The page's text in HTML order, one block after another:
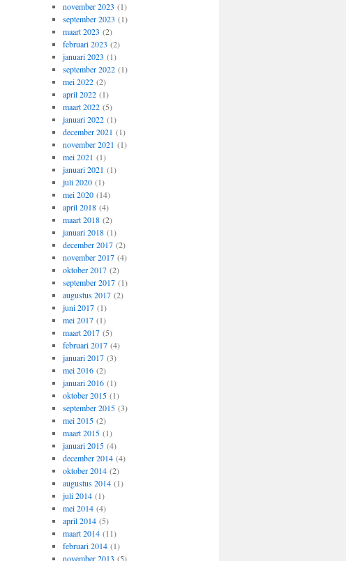
november 2023 (1)
september 2023 (1)
maart 2023 (2)
februari 2023 (2)
januari 2023 (1)
september 2022(1)
mei 2022(2)
april 2022(1)
maart 2022(5)
januari 2022(1)
december 2021 (1)
november 2021 (1)
mei 2021 (1)
januari 2021 (1)
juli 2020(1)
mei 2020(14)
april 2018(4)
maart 2018(2)
januari 2018(1)
december 2017(2)
november 2017(4)
oktober 2017(2)
september 2017(1)
augustus 2017(2)
juni 2017(1)
mei 2017(1)
maart 2017(5)
februari 2017(4)
januari 2017(3)
mei 2016(2)
januari 2016(1)
oktober 2015(1)
september 2015(3)
mei 2015(2)
maart 2015(1)
januari 2015(4)
december 2014(4)
oktober 2014(2)
augustus 2014(1)
juli 2014(1)
mei 2014(4)
april 2014(5)
maart 2014(11)
februari 2014(1)
november 2013 (5)